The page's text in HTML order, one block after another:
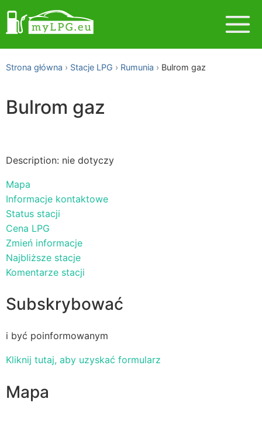
Strona główna Stacje LPG Rumunia Bulrom gaz
Bulrom gaz
Description: nie dotyczy
Mapa
Informacje kontaktowe
Status stacji
Cena LPG
Zmień informacje
Najbliższe stacje
Komentarze stacji
Subskrybować
i być poinformowanym
Kliknij tutaj, aby uzyskać formularz
Mapa